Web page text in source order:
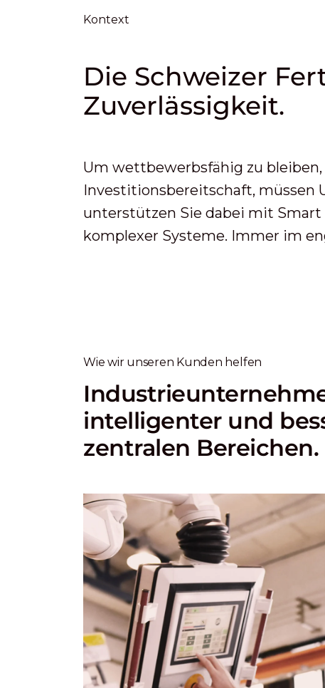
Kontext
Die Schweizer
Zuverlässigkeit.
Um wettbewerbsfähig zu
Investitionsbereitschaft, müssen
unterstützen Sie dabei mit
komplexer Systeme. Immer im
Wie wir unseren Kunden helfen
intelligenter und
zentralen Bereichen.